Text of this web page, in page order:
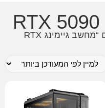
/ מוצרים המתויגים “מחשב גיימינג RTX